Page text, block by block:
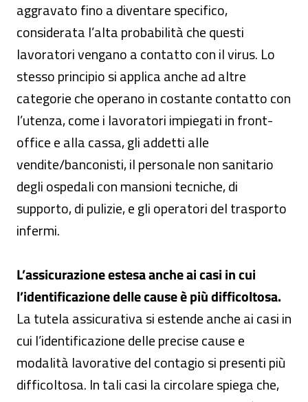
aggravato fino a diventare specifico,
considerata l’alta probabilità che questi
lavoratori vengano a contatto con il virus. Lo
stesso principio si applica anche ad altre
categorie che operano in costante contatto con
l’utenza, come i lavoratori impiegati in front-
office e alla cassa, gli addetti alle
vendite/banconisti, il personale non sanitario
degli ospedali con mansioni tecniche, di
supporto, di pulizie, e gli operatori del trasporto
infermi.
L’assicurazione estesa anche ai casi in cui
l’identificazione delle cause è più difficoltosa.
La tutela assicurativa si estende anche ai casi in
cui l’identificazione delle precise cause e
modalità lavorative del contagio si presenti più
difficoltosa. In tali casi la circolare spiega che,